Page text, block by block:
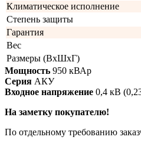
Климатическое исполнение
Степень защиты
Гарантия
Вес
Размеры (ВхШхГ)
Мощность 950 кВАр
Серия АКУ
Входное напряжение 0,4 кВ
На заметку покупателю!
По отдельному требованию